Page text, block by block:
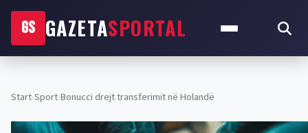
GS GAZETASPORTAL
Start›Sport›Bonucci drejt transferimit në Holandë